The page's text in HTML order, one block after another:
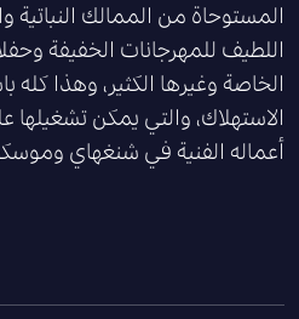
المستوحاة من الممالك النباتية
اللطيف للمهرجانات الخفيفة
الخاصة وغيرها الكثير، وهذا
الاستهلاك، والتي يمكن تشغيلها
أعماله الفنية في شنغهاي